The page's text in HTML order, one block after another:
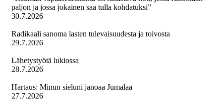
paljon ja jossa jokainen saa tulla kohdatuksi”
30.7.2026
Radikaali sanoma lasten tulevaisuudesta ja toivosta
29.7.2026
Lähetystyötä lukiossa
28.7.2026
Hartaus: Minun sieluni janoaa Jumalaa
27.7.2026